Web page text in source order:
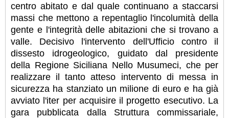
centro abitato e dal quale continuano a staccarsi
massi che mettono a repentaglio l'incolumità della
gente e l'integrità delle abitazioni che si trovano a
valle. Decisivo l'intervento dell'Ufficio contro il
dissesto idrogeologico, guidato dal presidente
della Regione Siciliana Nello Musumeci, che per
realizzare il tanto atteso intervento di messa in
sicurezza ha stanziato un milione di euro e ha già
avviato l'iter per acquisire il progetto esecutivo. La
gara pubblicata dalla Struttura commissariale,